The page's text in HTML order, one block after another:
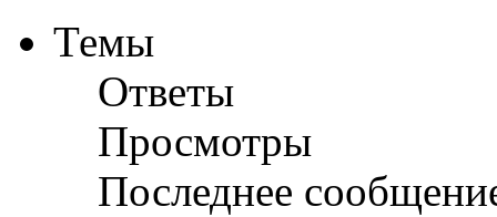
Темы
Ответы
Просмотры
Последнее